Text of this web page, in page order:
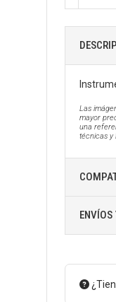
Las
mayor
una
técnicas y
ENVÍOS